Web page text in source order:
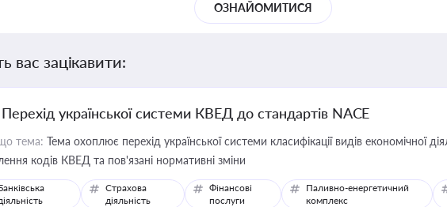
ОЗНАЙОМИТИСЯ
вас зацікавити:
Перехід української системи КВЕД до стандартів NACE
тема: Тема охоплює перехід української системи класифікації видів економічної
кодів КВЕД та пов'язані нормативні зміни
Страхова
діяльність
Фінансові
послуги
Паливно-енергетичний
комплекс